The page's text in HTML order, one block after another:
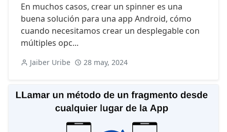
En muchos casos, crear un spinner es una
buena solución para una app Android, cómo
cuando necesitamos crear un desplegable con
múltiples opc...
Jaiber Uribe 28 may, 2024